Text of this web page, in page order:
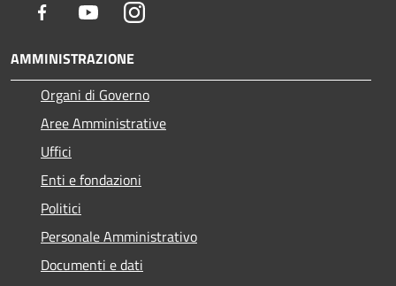
Facebook YoutubeInstagram
AMMINISTRAZIONE
Organi di Governo
Aree Amministrative
Uffici
Enti e fondazioni
Politici
Personale Amministrativo
Documenti e dati